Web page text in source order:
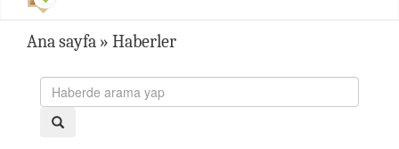
Ana sayfa » Haberler